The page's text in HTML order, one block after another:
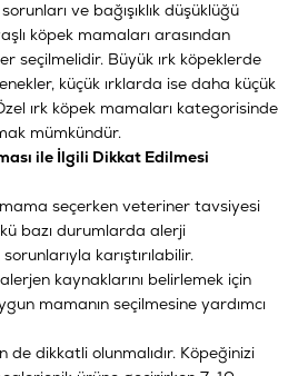
ve bağışıklık düşüklüğü
köpek mamaları arasından
seçilmelidir. Büyük ırk köpeklerde
küçük ırklarda ise daha küçük
ırk köpek mamaları kategorisinde
mümkündür.
ile İlgili Dikkat Edilmesi
seçerken veteriner tavsiyesi
bazı durumlarda alerji
karıştırılabilir.
kaynaklarını belirlemek için
mamanın seçilmesine yardımcı
de dikkatli olunmalıdır. Köpeğinizi